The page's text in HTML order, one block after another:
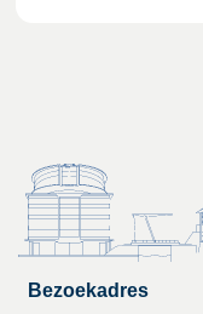
Bezoekadres